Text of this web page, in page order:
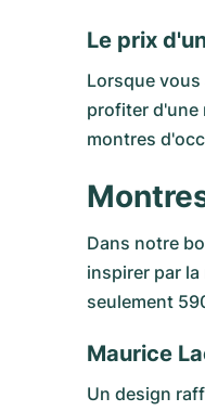
Le prix
Lorsque
profiter d'une
montres
Dans notre
inspirer par
seulement
Maurice
Un design